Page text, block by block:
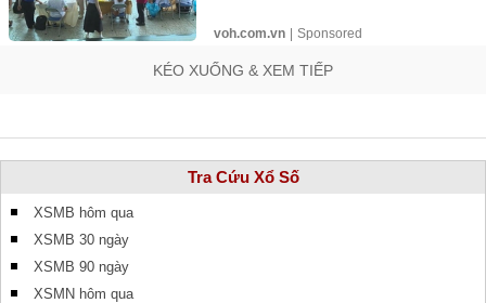
KÉO XUỐNG & XEM TIẾP
Tra Cứu Xổ Số
XSMB hôm qua
XSMB 30 ngày
XSMB 90 ngày
XSMN hôm qua